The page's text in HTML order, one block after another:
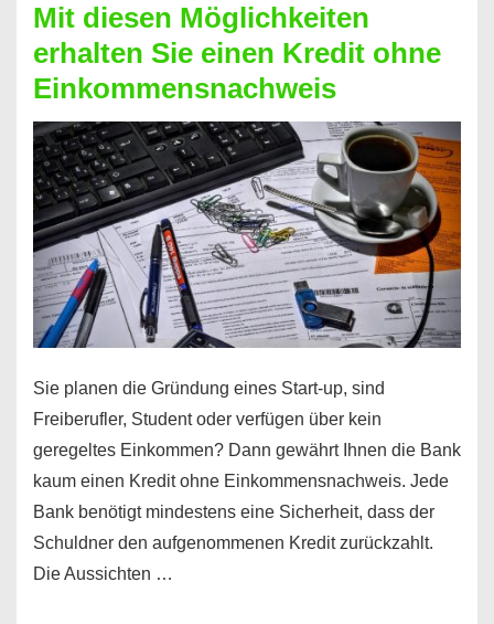
Mit diesen Möglichkeiten
erhalten Sie einen Kredit ohne
Einkommensnachweis
Sie planen die Gründung eines Start-up, sind
Freiberufler, Student oder verfügen über kein
geregeltes Einkommen? Dann gewährt Ihnen die Bank
kaum einen Kredit ohne Einkommensnachweis. Jede
Bank benötigt mindestens eine Sicherheit, dass der
Schuldner den aufgenommenen Kredit zurückzahlt.
Die Aussichten …